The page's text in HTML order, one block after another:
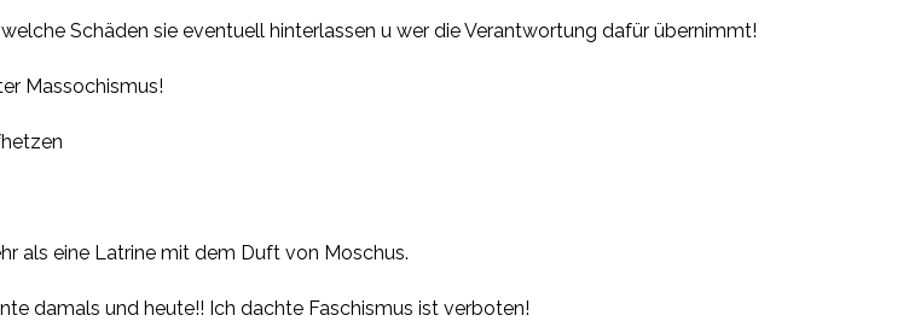
Schäden sie eventuell hinterlassen u wer die Verantwortung dafür übernimmt!
Massochismus!
als eine Latrine mit dem Duft von Moschus.
damals und heute!! Ich dachte Faschismus ist verboten!